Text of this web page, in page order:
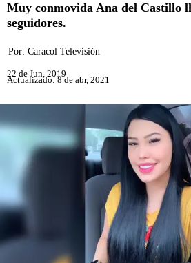
Muy conmovida Ana del Castillo
seguidores.
Por: Caracol Televisión
22 de Jun, 2019
Actualizado: 8 de abr, 2021